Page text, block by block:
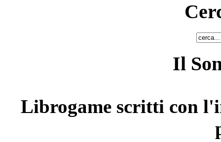
Il
Librogame scritti con